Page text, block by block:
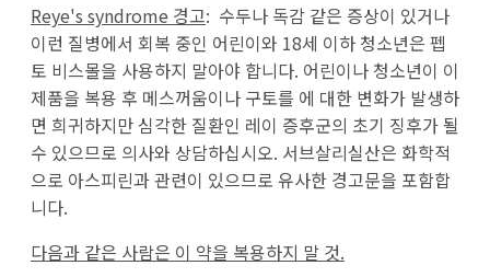
Reye's syndrome 경고: 수두나 독감 같은 증상이 있거나
이런 질병에서 회복 중인 어린이와 18세 이하 청소년은 펩
토 비스몰을 사용하지 말아야 합니다. 어린이나 청소년이 이
제품을 복용 후 메스꺼움이나 구토를 에 대한 변화가 발생하
면 희귀하지만 심각한 질환인 레이 증후군의 초기 징후가 될
수 있으므로 의사와 상담하십시오. 서브살리실산은 화학적
으로 아스피린과 관련이 있으므로 유사한 경고문을 포함합
니다.
다음과 같은 사람은 이 약을 복용하지 말 것.